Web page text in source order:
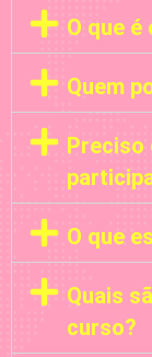
O que
Quem
Preciso
O que
Quais
curso?